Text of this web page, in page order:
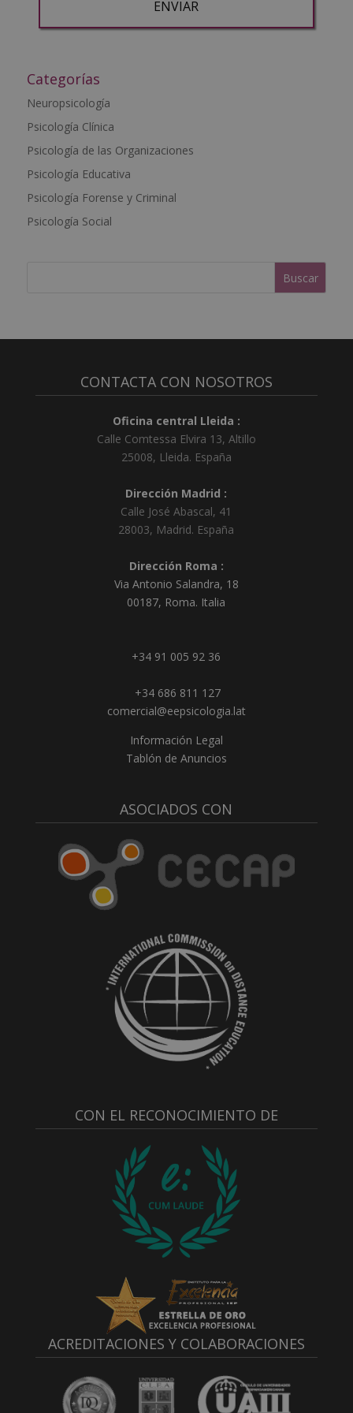
t
r
n
a
i
v
e
Categorías
Neuropsicología
Psicología Clínica
Psicología de las Organizaciones
Psicología Educativa
Psicología Forense y Criminal
Psicología Social
CONTACTA CON NOSOTROS
Oficina central Lleida :
Calle Comtessa Elvira 13, Altillo
25008, Lleida. España
Dirección Madrid :
Calle José Abascal, 41
28003, Madrid. España
Dirección Roma :
Via Antonio Salandra, 18
00187, Roma. Italia
+34 91 005 92 36
+34 686 811 127
comercial@eepsicologia.lat
Información Legal
Tablón de Anuncios
ASOCIADOS CON
CON EL RECONOCIMIENTO DE
ACREDITACIONES Y COLABORACIONES